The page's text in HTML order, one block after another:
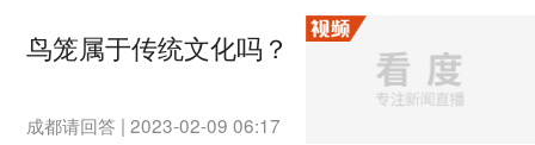
鸟笼属于传统文化吗？
成都请回答 |2023-02-09 06:17